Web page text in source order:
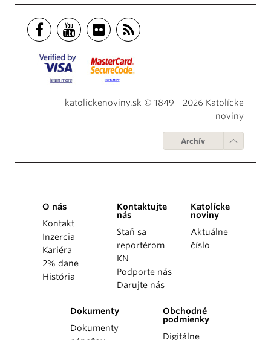
katolickenoviny.sk © 1849 - 2026 Katolícke
noviny
Archív
O nás
Kontakt
Inzercia
Kariéra
2% dane
História
Kontaktujte
nás
Staň sa
reportérom
KN
Podporte nás
Darujte nás
Katolícke
noviny
Aktuálne
číslo
Dokumenty
Dokumenty
Obchodné
podmienky
Digitálne